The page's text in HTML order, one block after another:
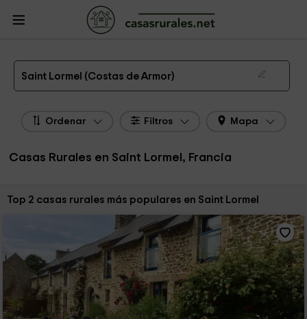
Casas Rurales Francia
Rurales Costas de Armor
Casas Rurales Saint Lormel
Las 2 mejores casas rurales en Saint Lormel de 2026
Saint Lormel (Costas de Armor)
Ordenar Filtros Mapa
Casas Rurales en Saint Lormel, Francia
Ordenar por:
Top 2 casas rurales más populares en Saint Lormel